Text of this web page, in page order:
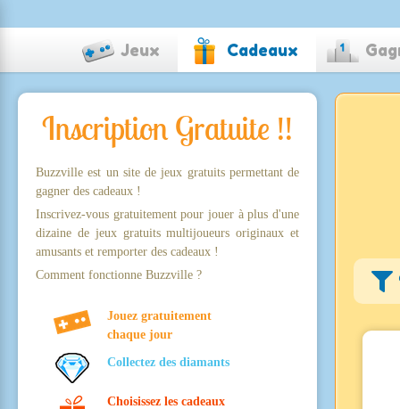
Jeux Cadeaux
Inscription Gratuite !!
Buzzville est un site de jeux gratuits permettant de
gagner des cadeaux !
Inscrivez-vous gratuitement pour jouer à plus d'une
dizaine de jeux gratuits multijoueurs originaux et
amusants et remporter des cadeaux !
Comment fonctionne Buzzville ?
Jouez gratuitement
chaque jour
Collectez des diamants
Choisissez les cadeaux